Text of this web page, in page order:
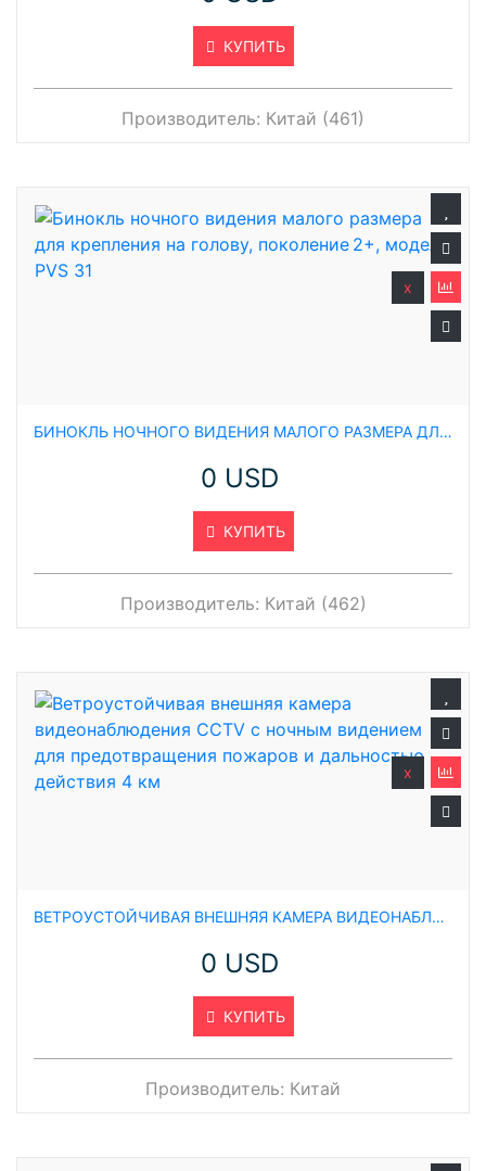
КУПИТЬ
Производитель: Китай (461)
БИНОКЛЬ НОЧНОГО ВИДЕНИЯ МАЛОГО РАЗМЕРА ДЛЯ КРЕПЛЕНИЯ НА ГОЛОВУ, ПОКОЛЕНИЕ 2+, МОДЕЛЬ PVS 31
0 USD
КУПИТЬ
x
Производитель: Китай (462)
ВЕТРОУСТОЙЧИВАЯ ВНЕШНЯЯ КАМЕРА ВИДЕОНАБЛЮДЕНИЯ CCTV С НОЧНЫМ ВИДЕНИЕМ ДЛЯ ПРЕДОТВРАЩЕНИЯ ПОЖАРОВ И ДАЛЬНОСТЬЮ ДЕЙСТВИЯ 4 КМ
0 USD
КУПИТЬ
x
Производитель: Китай